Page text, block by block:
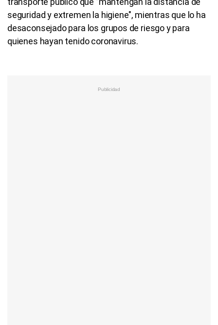
seguridad y extremen la higiene", mientras que lo ha
desaconsejado para los grupos de riesgo y para
quienes hayan tenido coronavirus.